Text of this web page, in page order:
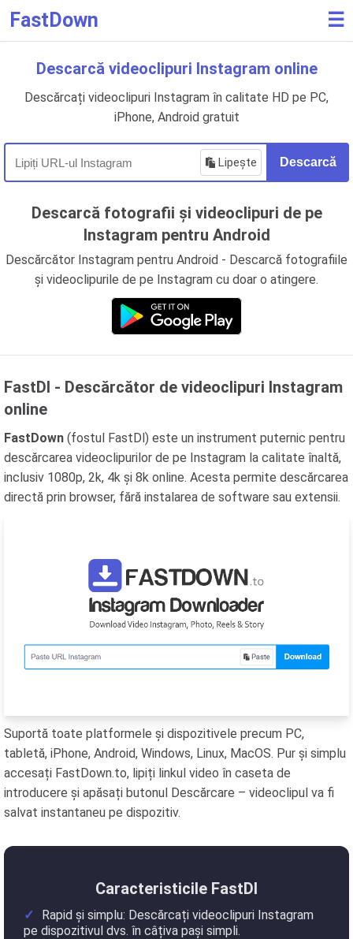
FastDown ☰
Descarcă videoclipuri Instagram online
Descărcați videoclipuri Instagram în calitate HD pe PC,
iPhone, Android gratuit
Lipește Descarcă
Descarcă fotografii și videoclipuri de pe
Instagram pentru Android
Descărcător Instagram pentru Android - Descarcă fotografiile
și videoclipurile de pe Instagram cu doar o atingere.
FastDl - Descărcător de videoclipuri Instagram
online
FastDown (fostul FastDl) este un instrument puternic pentru
descărcarea videoclipurilor de pe Instagram la calitate înaltă,
inclusiv 1080p, 2k, 4k și 8k online. Acesta permite descărcarea
directă prin browser, fără instalarea de software sau extensii.
Suportă toate platformele și dispozitivele precum PC,
tabletă, iPhone, Android, Windows, Linux, MacOS. Pur și simplu
accesați FastDown.to, lipiți linkul video în caseta de
introducere și apăsați butonul Descărcare – videoclipul va fi
salvat instantaneu pe dispozitiv.
Caracteristicile FastDl
Rapid și simplu: Descărcați videoclipuri Instagram
pe dispozitivul dvs. în câțiva pași simpli.